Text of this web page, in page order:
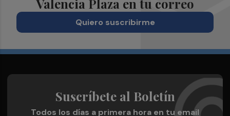
Valencia Plaza en tu correo
Quiero suscribirme
Suscríbete al Boletín
Todos los días a primera hora en tu email